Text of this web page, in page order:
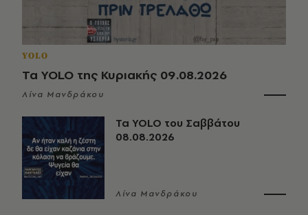
YOLO
Τα YOLO της Κυριακής 09.08.2026
Λίνα Μανδράκου
Τα YOLO του Σαββάτου
08.08.2026
Λίνα Μανδράκου